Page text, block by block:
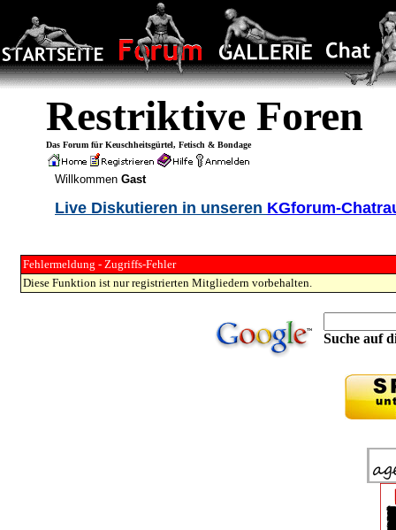
Restriktive Foren
Das Forum für Keuschheitsgürtel, Fetisch & Bondage
Willkommen Gast
Live Diskutieren in unseren KGforum-
Fehlermeldung - Zugriffs-Fehler
Diese Funktion ist nur registrierten Mitgliedern vorbehalten.
Suche auf